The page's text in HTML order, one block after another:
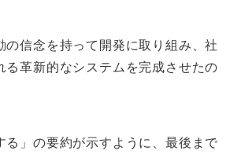
の信念を持って開発に取り組み、社
る革新的なシステムを完成させたの
る」の要約が示すように、最後まで